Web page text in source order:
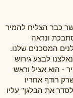
כבר הצליח להמיר
ונראה
המסכנים שלנו.
לבצע גירוש
- הוא אציל וראש
רודף אחריו
את הבלגן" עליו